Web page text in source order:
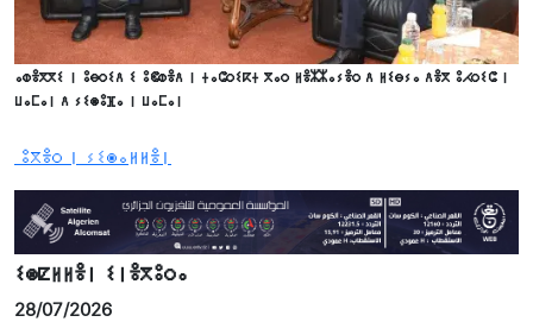
ⴰⵀⴻⴳⴳⵉ ⵏ ⵓⴱⵔⵉⴷ ⵉ ⵓⵞⵀⴻⴷ ⵏ ⵜⴰⵛⵔⵉⴽⵜ ⴳⴰⵔ ⵍⴻⵣⵣⴰⵢⴻⵔ ⴷ ⵍⵉⴱⵢⴰ ⴷⴻⴳ ⵓⵃⵔⵉⵛ ⵏ
ⵡⴰⵎⴰⵏ ⴷ ⵢⵉⵙⵓⴼⴰ ⵏ ⵡⴰⵎⴰⵏ
ⵓⴳⴻⵔ ⵏ ⵢⵉⵙⴰⵍⵍⴻⵏ
ⵉⵙⵇⵍⵍⴻⵏ ⵉⵏⴻⴳⵓⵔⴰ
28/07/2026